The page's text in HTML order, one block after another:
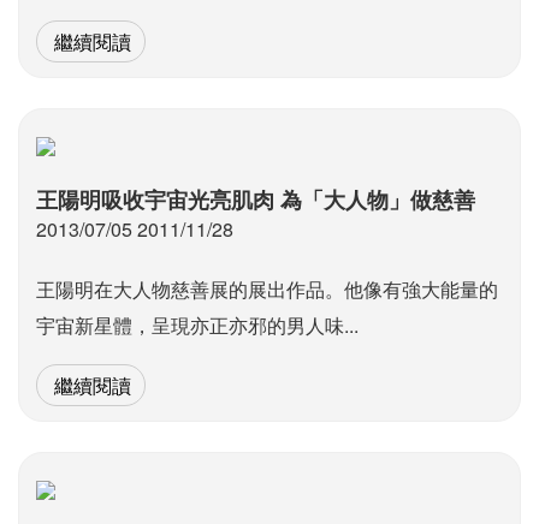
繼續閱讀
王陽明吸收宇宙光亮肌肉 為「大人物」做慈善
2013/07/05 2011/11/28
王陽明在大人物慈善展的展出作品。他像有強大能量的
宇宙新星體，呈現亦正亦邪的男人味...
繼續閱讀